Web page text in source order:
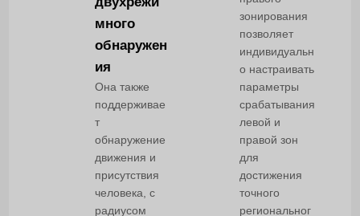
много
обнаружен
ия
Она также
поддерживае
т
обнаружение
движения и
присутствия
человека, с
радиусом
зонирования
позволяет
индивидуальн
о настраивать
параметры
срабатывания
левой и
правой зон
для
достижения
точного
региональног